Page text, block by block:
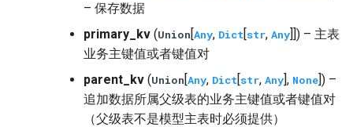
– 保存数据
primary_kv (Union[Any, Dict[str, Any]]) – 主表
业务主键值或者键值对
parent_kv (Union[Any, Dict[str, Any], None]) –
追加数据所属父级表的业务主键值或者键值对
（父级表不是模型主表时必须提供）